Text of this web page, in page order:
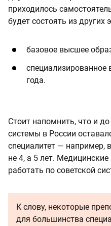
приходилось
будет состоять из других
базовое высшее
года.
Стоит напомнить, что и
системы в России
специалитет —
не 4, а 5 лет.
работать по советской
К слову, некоторые
для большинства